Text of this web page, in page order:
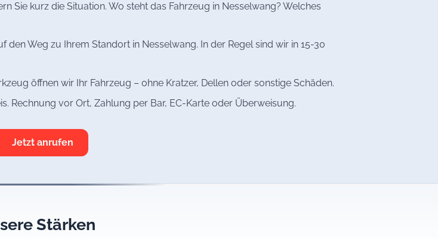
Sie kurz die Situation. Wo steht das Fahrzeug in Nesselwang? Welches
den Weg zu Ihrem Standort in Nesselwang. In der Regel sind wir in 15-30
öffnen wir Ihr Fahrzeug – ohne Kratzer, Dellen oder sonstige Schäden.
Rechnung vor Ort, Zahlung per Bar, EC-Karte oder Überweisung.
Jetzt anrufen
Stärken